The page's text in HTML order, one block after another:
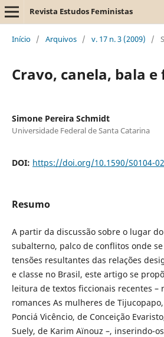
Revista Estudos Feministas
Início / Arquivos / v. 17 n. 3 (2009) /
Cravo, canela, bala e
Simone Pereira Schmidt
Universidade Federal de Santa Catarina
DOI: https://doi.org/10.1590/S0104-
Resumo
A partir da discussão sobre o lugar
subalterno, palco de conflitos onde
tensões resultantes das relações
e classe no Brasil, este artigo se
leitura de textos ficcionais recentes –
romances As mulheres de
Ponciá Vicêncio, de Conceição
Suely, de Karim Aïnouz –, inserindo-